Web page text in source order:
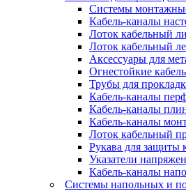
Системы
Кабель-каналы
Лоток кабельный
Лоток кабельный
Аксессуары для
Огнестойкие
Трубы для
Кабель-каналы
Кабель-каналы
Кабель-каналы
Лоток кабельный
Рукава для защиты
Указатели
Кабель-каналы
Системы напольных и